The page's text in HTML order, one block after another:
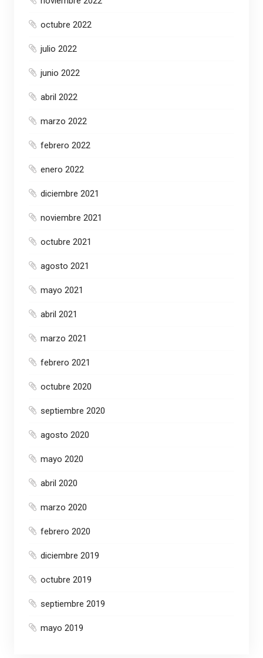
octubre 2022
julio 2022
junio 2022
abril 2022
marzo 2022
febrero 2022
enero 2022
diciembre 2021
noviembre 2021
octubre 2021
agosto 2021
mayo 2021
abril 2021
marzo 2021
febrero 2021
octubre 2020
septiembre 2020
agosto 2020
mayo 2020
abril 2020
marzo 2020
febrero 2020
diciembre 2019
octubre 2019
septiembre 2019
mayo 2019